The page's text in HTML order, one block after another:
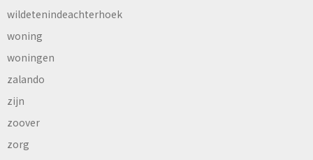
wildetenindeachterhoek
woning
woningen
zalando
zijn
zoover
zorg